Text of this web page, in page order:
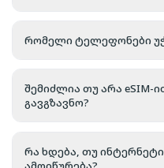
რომელი ტელეფონები
შემიძლია თუ არა eSIM-
გავგზავნო?
რა ხდება, თუ